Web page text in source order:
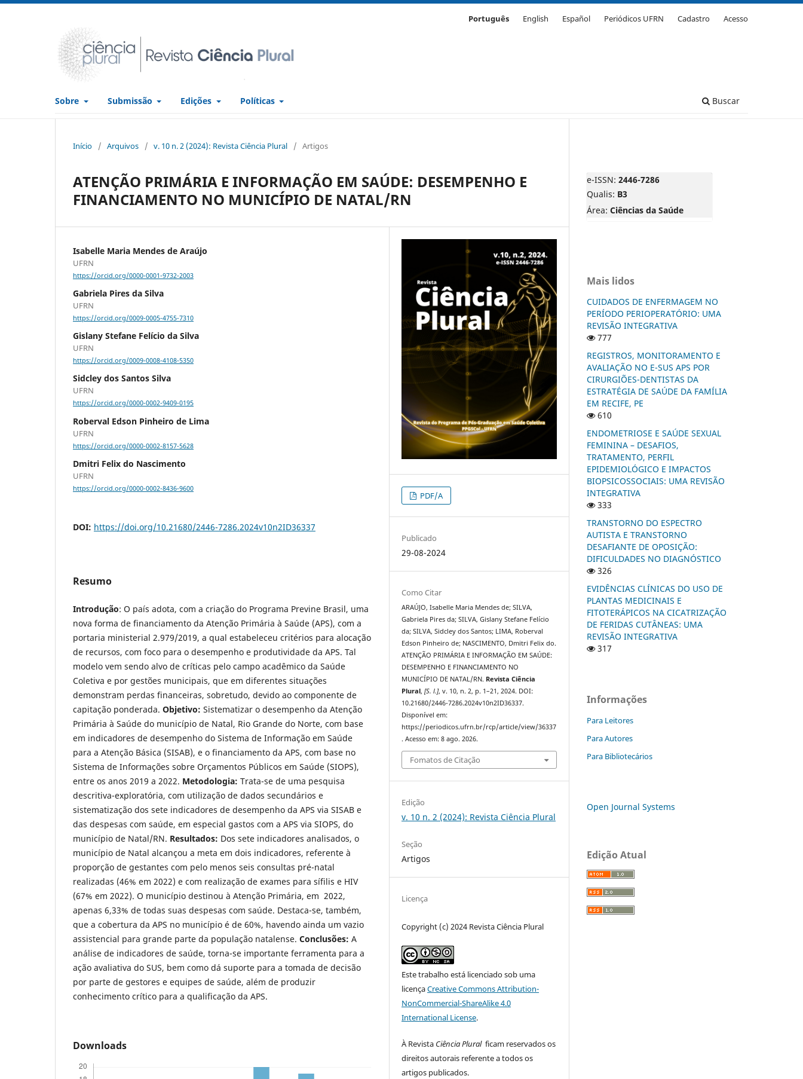
Sobre Submissão Edições Políticas Buscar
Português English Español Periódicos UFRN Cadastro Acesso
Início / Arquivos / v. 10 n. 2 (2024): Revista Ciência Plural / Artigos
ATENÇÃO PRIMÁRIA E INFORMAÇÃO EM SAÚDE: DESEMPENHO E
FINANCIAMENTO NO MUNICÍPIO DE NATAL/RN
Isabelle Maria Mendes de Araújo
UFRN
https://orcid.org/0000-0001-9732-2003
Gabriela Pires da Silva
UFRN
https://orcid.org/0009-0005-4755-7310
Gislany Stefane Felício da Silva
UFRN
https://orcid.org/0009-0008-4108-5350
Sidcley dos Santos Silva
UFRN
https://orcid.org/0000-0002-9409-0195
Roberval Edson Pinheiro de Lima
UFRN
https://orcid.org/0000-0002-8157-5628
Dmitri Felix do Nascimento
UFRN
https://orcid.org/0000-0002-8436-9600
DOI: https://doi.org/10.21680/2446-7286.2024v10n2ID36337
Resumo
Introdução: O país adota, com a criação do Programa Previne Brasil, uma
nova forma de financiamento da Atenção Primária à Saúde (APS), com a
portaria ministerial 2.979/2019, a qual estabeleceu critérios para alocação
de recursos, com foco para o desempenho e produtividade da APS. Tal
modelo vem sendo alvo de críticas pelo campo acadêmico da Saúde
Coletiva e por gestões municipais, que em diferentes situações
demonstram perdas financeiras, sobretudo, devido ao componente de
capitação ponderada. Objetivo: Sistematizar o desempenho da Atenção
Primária à Saúde do município de Natal, Rio Grande do Norte, com base
em indicadores de desempenho do Sistema de Informação em Saúde
para a Atenção Básica (SISAB), e o financiamento da APS, com base no
Sistema de Informações sobre Orçamentos Públicos em Saúde (SIOPS),
entre os anos 2019 a 2022. Metodologia: Trata-se de uma pesquisa
descritiva-exploratória, com utilização de dados secundários e
sistematização dos sete indicadores de desempenho da APS via SISAB e
das despesas com saúde, em especial gastos com a APS via SIOPS, do
município de Natal/RN. Resultados: Dos sete indicadores analisados, o
município de Natal alcançou a meta em dois indicadores, referente à
proporção de gestantes com pelo menos seis consultas pré-natal
realizadas (46% em 2022) e com realização de exames para sífilis e HIV
(67% em 2022). O município destinou à Atenção Primária, em 2022,
apenas 6,33% de todas suas despesas com saúde. Destaca-se, também,
que a cobertura da APS no município é de 60%, havendo ainda um vazio
assistencial para grande parte da população natalense. Conclusões: A
análise de indicadores de saúde, torna-se importante ferramenta para a
ação avaliativa do SUS, bem como dá suporte para a tomada de decisão
por parte de gestores e equipes de saúde, além de produzir
conhecimento crítico para a qualificação da APS.
Downloads
PDF/A
Publicado
29-08-2024
Como Citar
ARAÚJO, Isabelle Maria Mendes de; SILVA,
Gabriela Pires da; SILVA, Gislany Stefane Felício
da; SILVA, Sidcley dos Santos; LIMA, Roberval
Edson Pinheiro de; NASCIMENTO, Dmitri Felix do.
ATENÇÃO PRIMÁRIA E INFORMAÇÃO EM SAÚDE:
DESEMPENHO E FINANCIAMENTO NO
MUNICÍPIO DE NATAL/RN. Revista Ciência
Plural,[S. l.], v. 10, n. 2, p. 1–21, 2024. DOI:
10.21680/2446-7286.2024v10n2ID36337.
Disponível em:
https://periodicos.ufrn.br/rcp/article/view/36337
. Acesso em: 8 ago. 2026.
Fomatos de Citação
Edição
v. 10 n. 2 (2024): Revista Ciência Plural
Seção
Artigos
Licença
Copyright (c) 2024 Revista Ciência Plural
Este trabalho está licenciado sob uma
licençaCreative Commons Attribution-
NonCommercial-ShareAlike 4.0
International License.
À Revista Ciência Pluralficam reservados os
direitos autorais referente a todos os
artigos publicados.
e-ISSN: 2446-7286
Qualis: B3
Área: Ciências da Saúde
Mais lidos
CUIDADOS DE ENFERMAGEM NO
PERÍODO PERIOPERATÓRIO: UMA
REVISÃO INTEGRATIVA
777
REGISTROS, MONITORAMENTO E
AVALIAÇÃO NO E-SUS APS POR
CIRURGIÕES-DENTISTAS DA
ESTRATÉGIA DE SAÚDE DA FAMÍLIA
EM RECIFE, PE
610
ENDOMETRIOSE E SAÚDE SEXUAL
FEMININA – DESAFIOS,
TRATAMENTO, PERFIL
EPIDEMIOLÓGICO E IMPACTOS
BIOPSICOSSOCIAIS: UMA REVISÃO
INTEGRATIVA
333
TRANSTORNO DO ESPECTRO
AUTISTA E TRANSTORNO
DESAFIANTE DE OPOSIÇÃO:
DIFICULDADES NO DIAGNÓSTICO
326
EVIDÊNCIAS CLÍNICAS DO USO DE
PLANTAS MEDICINAIS E
FITOTERÁPICOS NA CICATRIZAÇÃO
DE FERIDAS CUTÂNEAS: UMA
REVISÃO INTEGRATIVA
317
Informações
Para Leitores
Para Autores
Para Bibliotecários
Open Journal Systems
Edição Atual